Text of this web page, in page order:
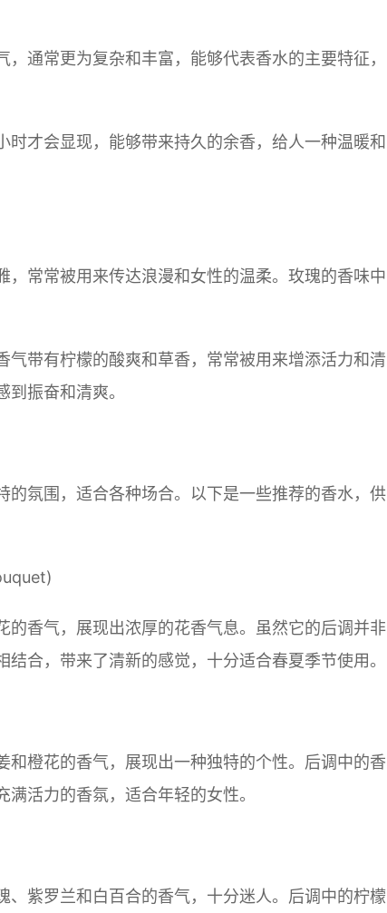
通常更为复杂和丰富，能够代表香水的主要特征，
才会显现，能够带来持久的余香，给人一种温暖和
常常被用来传达浪漫和女性的温柔。玫瑰的香味中
带有柠檬的酸爽和草香，常常被用来增添活力和清
振奋和清爽。
氛围，适合各种场合。以下是一些推荐的香水，供
香气，展现出浓厚的花香气息。虽然它的后调并非
合，带来了清新的感觉，十分适合春夏季节使用。
橙花的香气，展现出一种独特的个性。后调中的香
活力的香氛，适合年轻的女性。
紫罗兰和白百合的香气，十分迷人。后调中的柠檬